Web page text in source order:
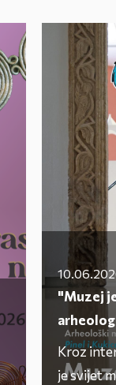
"Muzej
Kroz
je svijet